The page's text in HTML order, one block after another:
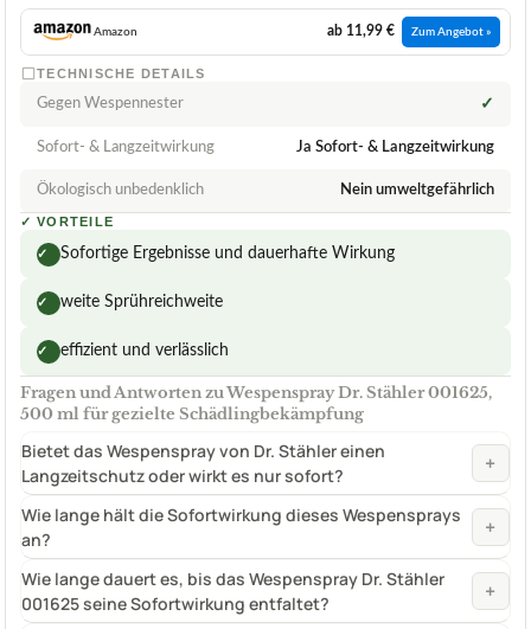
Amazon ab 11,99 € Zum Angebot »
TECHNISCHE DETAILS
Gegen Wespennester ✓
Sofort- & Langzeitwirkung Ja Sofort- & Langzeitwirkung
Ökologisch unbedenklich Nein umweltgefährlich
✓ VORTEILE
✓ Sofortige Ergebnisse und dauerhafte Wirkung
✓ weite Sprühreichweite
✓ effizient und verlässlich
Fragen und Antworten zu Wespenspray Dr. Stähler 001625,
500 ml für gezielte Schädlingbekämpfung
Bietet das Wespenspray von Dr. Stähler einen
Langzeitschutz oder wirkt es nur sofort?
+
Wie lange hält die Sofortwirkung dieses Wespensprays
an?
+
Wie lange dauert es, bis das Wespenspray Dr. Stähler
001625 seine Sofortwirkung entfaltet?
+